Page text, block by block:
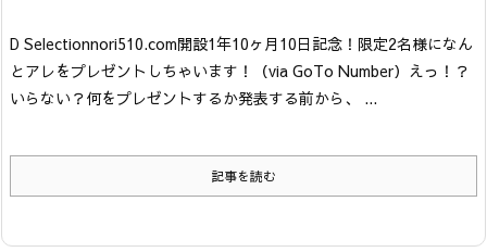
D Selectionnori510.com開設1年10ヶ月10日記念！限定2名様になん
とアレをプレゼントしちゃいます！
（via GoTo Number） えっ！？
いらない？何をプレゼントするか発表する前から、 ...
記事を読む